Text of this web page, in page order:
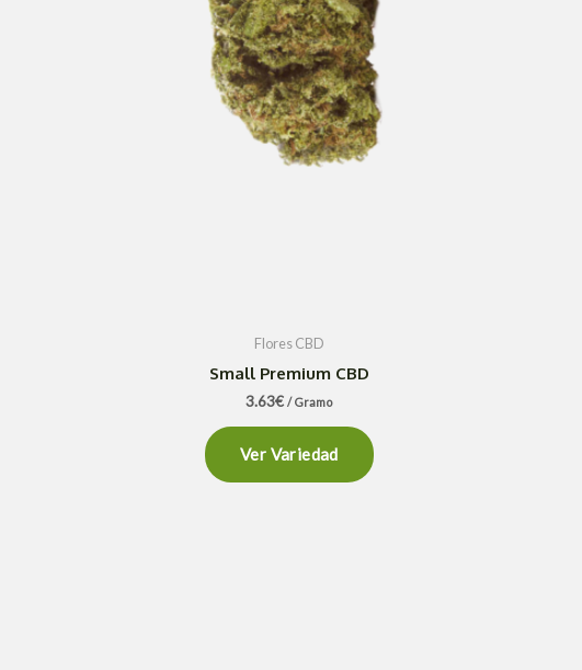
Flores CBD
Small Premium CBD
3.63€ / Gramo
Ver Variedad